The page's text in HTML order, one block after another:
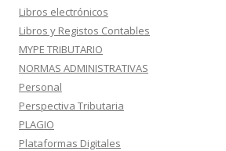
Libros electrónicos
Libros y Registos Contables
MYPE TRIBUTARIO
NORMAS ADMINISTRATIVAS
Personal
Perspectiva Tributaria
PLAGIO
Plataformas Digitales